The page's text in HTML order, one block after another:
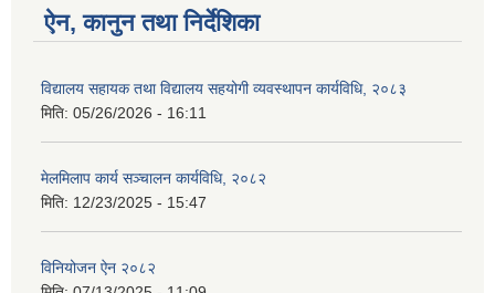
ऐन, कानुन तथा निर्देशिका
विद्यालय सहायक तथा विद्यालय सहयोगी व्यवस्थापन कार्यविधि, २०८३
मिति: 05/26/2026 - 16:11
मेलमिलाप कार्य सञ्चालन कार्यविधि, २०८२
मिति: 12/23/2025 - 15:47
विनियोजन ऐन २०८२